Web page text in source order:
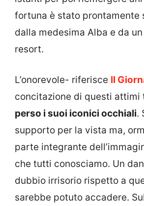
fortuna è stato prontamente
dalla medesima Alba e da
resort.
L’onorevole- riferisce Il
concitazione di questi attimi
perso i suoi iconici occhiali.
supporto per la vista ma,
parte integrante
che tutti conosciamo. Un
dubbio irrisorio rispetto a
sarebbe potuto accadere.